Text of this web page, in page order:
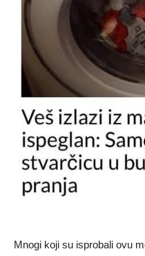
Mnogi koji su isprobali ovu